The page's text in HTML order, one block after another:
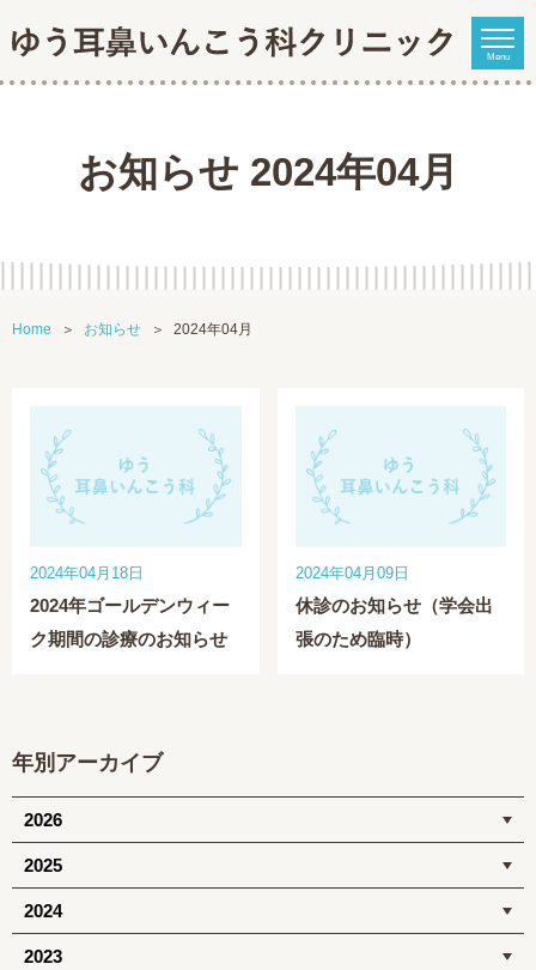
Menu
お知らせ 2024年04月
Home お知らせ 2024年04月
2024年04月18日
2024年ゴールデンウィー
ク期間の診療のお知らせ
2024年04月09日
休診のお知らせ（学会出
張のため臨時）
年別アーカイブ
2026
2025
2024
2023